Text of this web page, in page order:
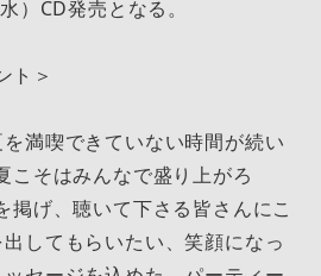
）CD発売となる。
ト＞
満喫できていない時間が続い
こそはみんなで盛り上がろ
掲げ、聴いて下さる皆さんにこ
してもらいたい、笑顔になっ